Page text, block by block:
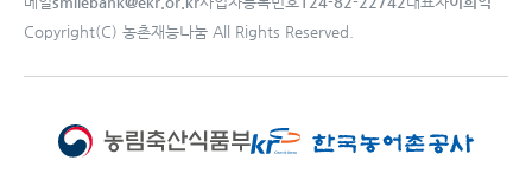
Copyright(C) 농촌재능나눔 All Rights Reserved.